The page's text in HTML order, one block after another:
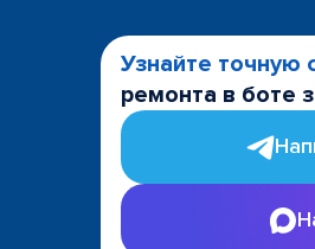
Узнайте точную
ремонта в боте